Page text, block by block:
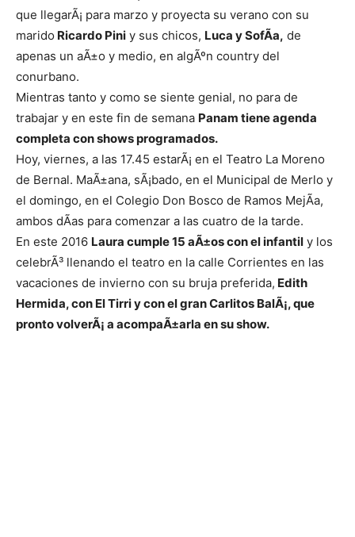
que llegarÃ¡ para marzo y proyecta su verano con su
marido Ricardo Pini y sus chicos, Luca y SofÃ­a, de
apenas un aÃ±o y medio, en algÃºn country del
conurbano.
Mientras tanto y como se siente genial, no para de
trabajar y en este fin de semana Panam tiene agenda
completa con shows programados.
Hoy, viernes, a las 17.45 estarÃ¡ en el Teatro La Moreno
de Bernal. MaÃ±ana, sÃ¡bado, en el Municipal de Merlo y
el domingo, en el Colegio Don Bosco de Ramos MejÃ­a,
ambos dÃ­as para comenzar a las cuatro de la tarde.
En este 2016 Laura cumple 15 aÃ±os con el infantil y los
celebrÃ³ llenando el teatro en la calle Corrientes en las
vacaciones de invierno con su bruja preferida, Edith
Hermida, con El Tirri y con el gran Carlitos BalÃ¡, que
pronto volverÃ¡ a acompaÃ±arla en su show.